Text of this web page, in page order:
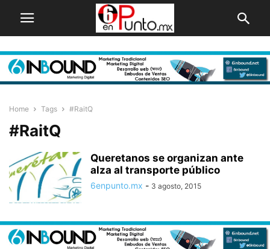
Home Tags #RaitQ
#RaitQ
Queretanos se organizan ante
alza al transporte público
6enpunto.mx - 3 agosto, 2015